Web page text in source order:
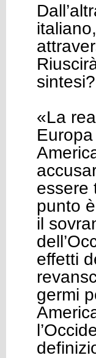
sintesi?
«La
essere
punto
il
effetti
germi